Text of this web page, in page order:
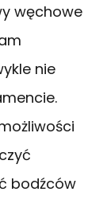
węchowe
nie
bodźców